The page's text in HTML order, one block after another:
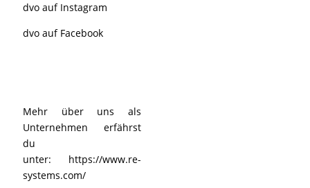
dvo auf Instagram
dvo auf Facebook
Mehr über uns als
Unternehmen erfährst
du
unter: https://www.re-
systems.com/